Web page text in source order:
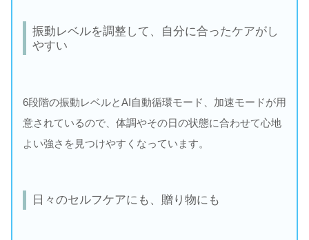
振動レベルを調整して、自分に合ったケアがし
やすい
6段階の振動レベルとAI自動循環モード、加速モードが用
意されているので、体調やその日の状態に合わせて心地
よい強さを見つけやすくなっています。
日々のセルフケアにも、贈り物にも